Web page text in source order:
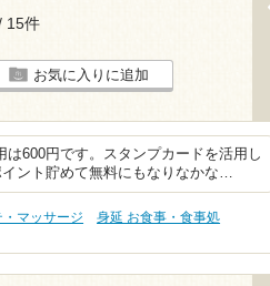
15件
お気に入りに追加
600円です。スタンプカードを活用し
ント貯めて無料にもなりなかな…
マッサージ
身延 お食事・食事処